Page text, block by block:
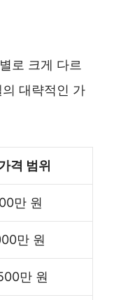
로 크게 다르
대략적인 가
격 범위
만 원
만 원
만 원